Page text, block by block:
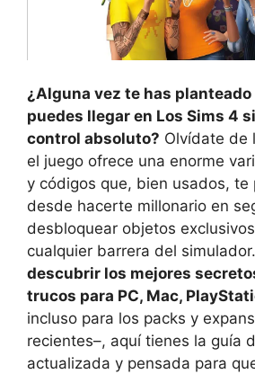
¿Alguna vez te has
puedes llegar en Los Sims 4
control absoluto? Olvídate de
el juego ofrece una enorme
y códigos que, bien usados, te
desde hacerte millonario en
desbloquear objetos
cualquier barrera del simulador.
descubrir los mejores
trucos para PC, Mac,
incluso para los packs y
recientes–, aquí tienes la guía
actualizada y pensada para